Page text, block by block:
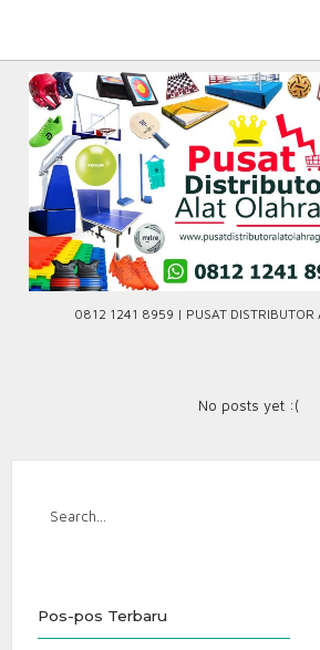
0812 1241 8959 | PUSAT DISTRIBUTOR
No posts yet :(
Pos-pos Terbaru